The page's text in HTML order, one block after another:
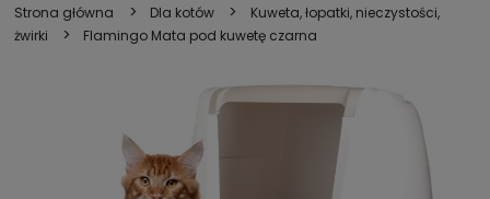
Strona główna > Dla kotów >
Kuweta, łopatki, nieczystości,
żwirki
> Flamingo Mata pod kuwetę czarna